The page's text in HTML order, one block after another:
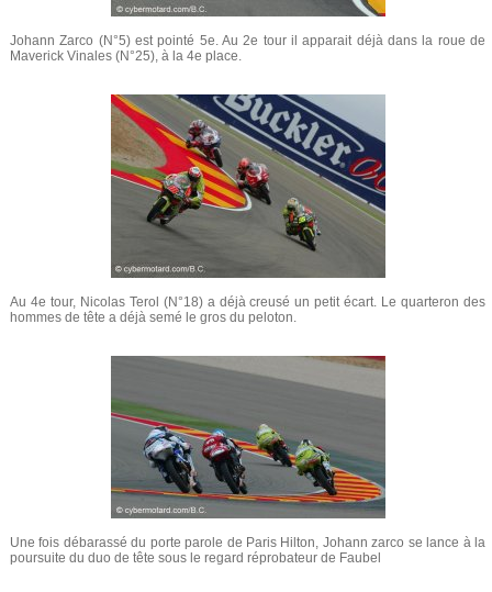
Johann Zarco (N°5) est pointé 5e. Au 2e tour il apparait déjà dans la roue de
Maverick Vinales (N°25), à la 4e place.
Au 4e tour, Nicolas Terol (N°18) a déjà creusé un petit écart. Le quarteron des
hommes de tête a déjà semé le gros du peloton.
Une fois débarassé du porte parole de Paris Hilton, Johann zarco se lance à la
poursuite du duo de tête sous le regard réprobateur de Faubel